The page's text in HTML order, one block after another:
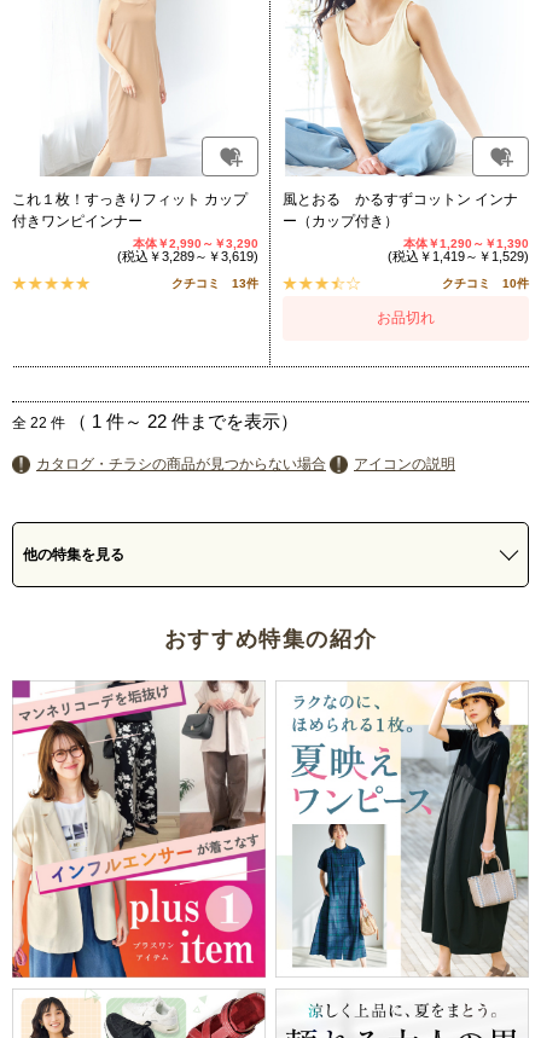
これ１枚！すっきりフィット カップ
付きワンピインナー
本体￥2,990～￥3,290
(税込￥3,289～￥3,619)
クチコミ 13件
風とおる かるすずコットン インナ
ー（カップ付き）
本体￥1,290～￥1,390
(税込￥1,419～￥1,529)
クチコミ 10件
お品切れ
全 22 件 （ 1 件～ 22 件までを表示）
カタログ・チラシの商品が見つからない場合 アイコンの説明
他の特集を見る
おすすめ特集の紹介